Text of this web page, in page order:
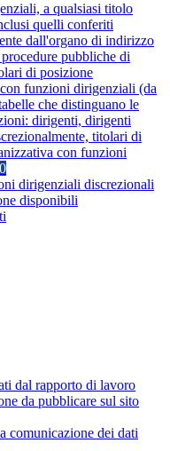
a qualsiasi titolo
quelli conferiti
dall'organo di indirizzo
pubbliche di
di posizione
funzioni dirigenziali (da
che distinguano le
dirigenti, dirigenti
titolari di
con funzioni
dirigenziali discrezionali
disponibili
dal rapporto di lavoro
da pubblicare sul sito
comunicazione dei dati